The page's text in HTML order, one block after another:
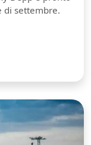
di settembre.